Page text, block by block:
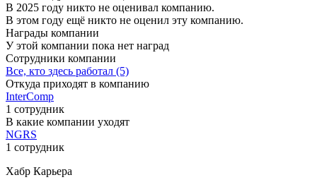
В 2025 году никто не оценивал компанию.
В этом году ещё никто не оценил эту компанию.
Награды компании
У этой компании пока нет наград
Сотрудники компании
Все, кто здесь работал (5)
Откуда приходят в компанию
InterComp
1 сотрудник
В какие компании уходят
NGRS
1 сотрудник
Хабр Карьера